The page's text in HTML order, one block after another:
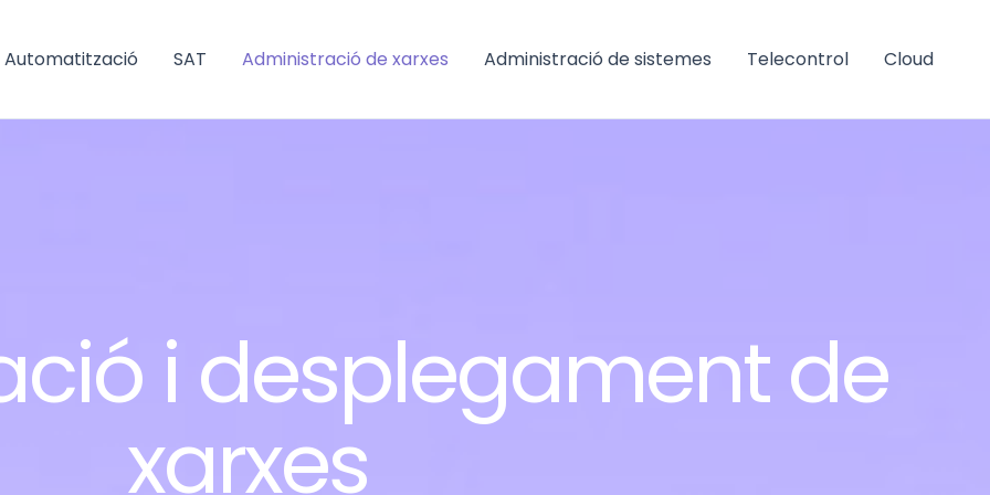
Automatització SAT Administració de xarxes Administració de sistemes Telecontrol Cloud
i desplegament de
xarxes